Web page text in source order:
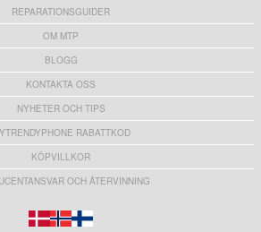
REPARATIONSGUIDER
OM MTP
BLOGG
KONTAKTA OSS
NYHETER OCH TIPS
RABATTKOD
KÖPVILLKOR
OCH ÅTERVINNING